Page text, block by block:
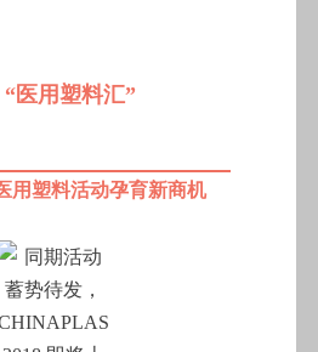
“医用塑料汇”
用塑料活动孕育新商机